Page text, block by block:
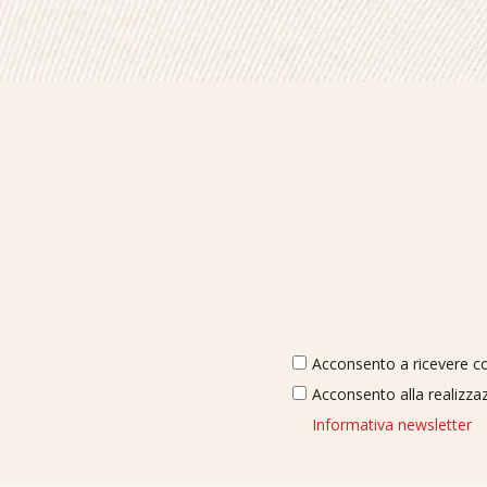
Acconsento a ricevere
Acconsento alla
Informativa newsletter